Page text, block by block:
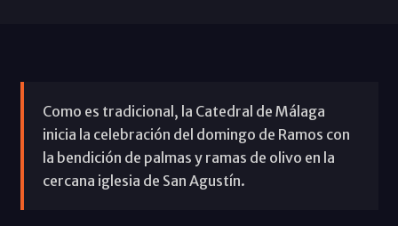
Como es tradicional, la Catedral de Málaga
inicia la celebración del domingo de Ramos con
la bendición de palmas y ramas de olivo en la
cercana iglesia de San Agustín.